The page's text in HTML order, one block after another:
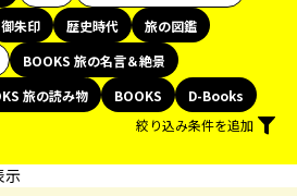
御朱印 歴史時代
旅の図鑑
BOOKS 旅の名言＆絶景
旅の読み物 BOOKS
D-Books
絞り込み条件を追加
示